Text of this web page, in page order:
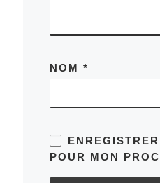
NOM *
POUR MON